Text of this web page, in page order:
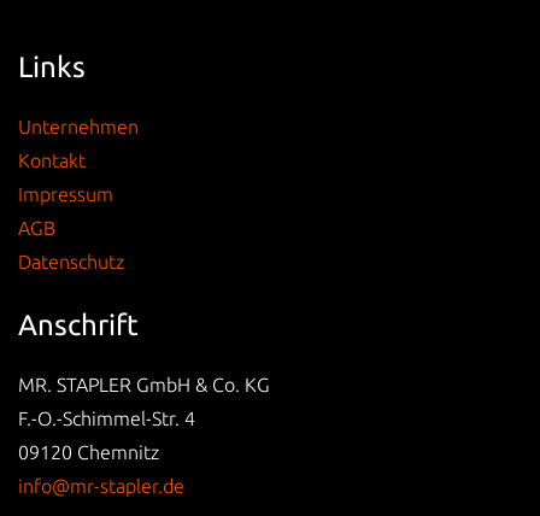
Links
Unternehmen
Kontakt
Impressum
AGB
Datenschutz
Anschrift
MR. STAPLER GmbH & Co. KG
F.-O.-Schimmel-Str. 4
09120 Chemnitz
info@mr-stapler.de